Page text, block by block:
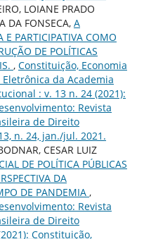
LOIANE PRADO
DA FONSECA, A
E PARTICIPATIVA COMO
DE POLÍTICAS
, Constituição, Economia
da Academia
: v. 13 n. 24 (2021):
Revista
de Direito
n. 24, jan./jul. 2021.
CESAR LUIZ
DE POLÍTICA PÚBLICAS
DA
DE PANDEMIA ,
Revista
de Direito
Constituição,